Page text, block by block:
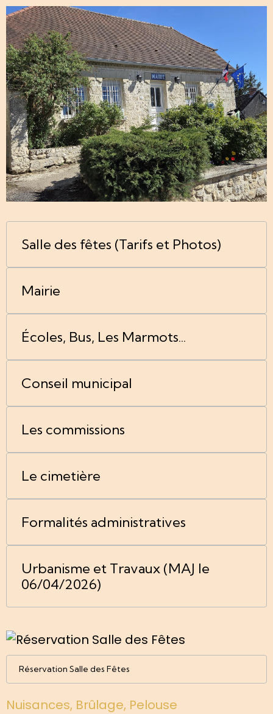
Salle des fêtes (Tarifs et Photos)
Mairie
Écoles, Bus, Les Marmots...
Conseil municipal
Les commissions
Le cimetière
Formalités administratives
Urbanisme et Travaux (MAJ le
06/04/2026)
Réservation Salle des Fêtes
Nuisances, Brûlage, Pelouse